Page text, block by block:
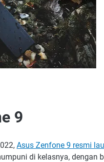
9
Asus Zenfone 9 resmi
di kelasnya, dengan